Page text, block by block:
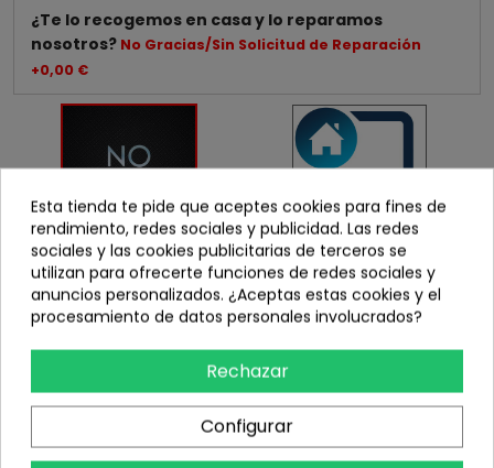
¿Te lo recogemos en casa y lo reparamos
nosotros? No Gracias/Sin Solicitud de Reparación
+0,00 €
No Gracias/Sin Solicitud de
Reparación
Recogida en Domicilio (+8,10€) +
Reparación (+30,25€) 38,35 €
Indicaciones para tramitar la recogida en casa
Esta tienda te pide que aceptes cookies para fines de
rendimiento, redes sociales y publicidad. Las redes
sociales y las cookies publicitarias de terceros se
utilizan para ofrecerte funciones de redes sociales y
anuncios personalizados. ¿Aceptas estas cookies y el
procesamiento de datos personales involucrados?
Rechazar
Configurar